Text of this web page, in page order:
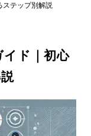
ステップ別解説
イド｜初心